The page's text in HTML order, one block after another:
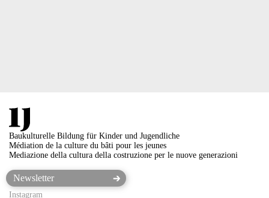
Baukulturelle Bildung für Kinder und Jugendliche
Médiation de la culture du bâti pour les jeunes
Mediazione della cultura della costruzione per le nuove generazioni
Instagram